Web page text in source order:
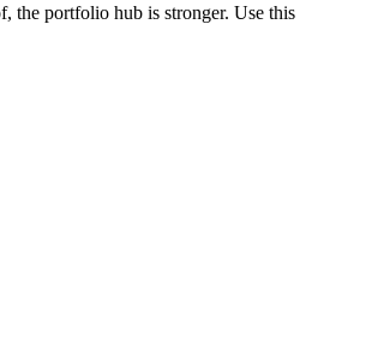
the portfolio hub is stronger. Use this